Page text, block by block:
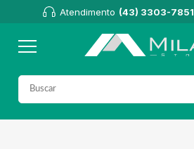
Atendimento (43) 3303-7851